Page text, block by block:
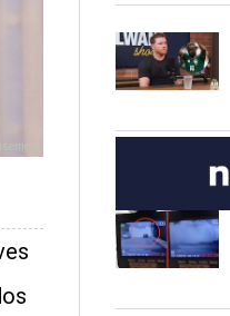
Opens in
Opens in